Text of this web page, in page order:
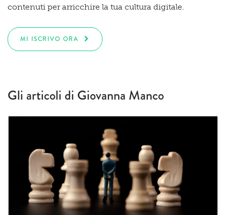
contenuti per arricchire la tua cultura digitale.
MI ISCRIVO ORA
Gli articoli di Giovanna Manco